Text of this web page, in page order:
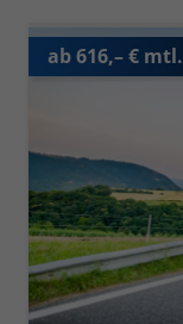
ab 616,– € mtl.